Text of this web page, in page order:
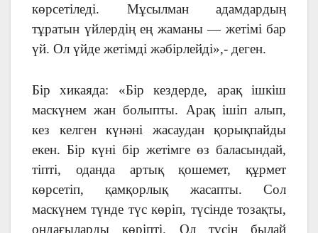
көрсетіледі. Мұсылман адамдардың
тұратын үйлердің ең жаманы — жетімі бар
үй. Ол үйде жетімді жәбірлейді»,- деген.
Бір хикаяда: «Бір кездерде, арақ ішкіш
маскүнем жан болыпты. Арақ ішіп алып,
кез келген күнәні жасаудан қорықпайды
екен. Бір күні бір жетімге өз баласындай,
тіпті, оданда артық қошемет, құрмет
көрсетіп, қамқорлық жасапты. Сол
маскүнем түнде түс көріп, түсінде тозақты,
ондағыларды көріпті. Ол түсін былай